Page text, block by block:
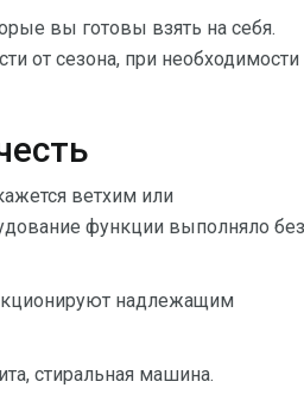
вы готовы взять на себя.
от сезона, при необходимости
ветхим или
функции выполняло без
надлежащим
стиральная машина.